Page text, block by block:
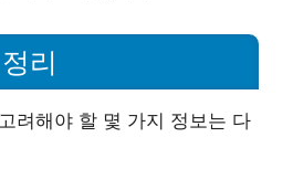
리
려해야 할 몇 가지 정보는 다